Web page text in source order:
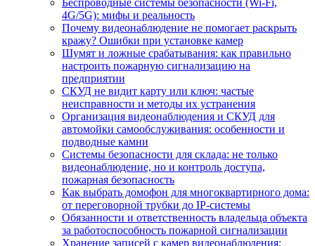
Беспроводные системы безопасности (Wi-Fi,
4G/5G): мифы и реальность
Почему видеонаблюдение не помогает раскрыть
кражу? Ошибки при установке камер
Шумят и ложные срабатывания: как правильно
настроить пожарную сигнализацию на
предприятии
СКУД не видит карту или ключ: частые
неисправности и методы их устранения
Организация видеонаблюдения и СКУД для
автомойки самообслуживания: особенности и
подводные камни
Системы безопасности для склада: не только
видеонаблюдение, но и контроль доступа,
пожарная безопасность
Как выбрать домофон для многоквартирного дома:
от переговорной трубки до IP-системы
Обязанности и ответственность владельца объекта
за работоспособность пожарной сигнализации
Хранение записей с камер видеонаблюдения: